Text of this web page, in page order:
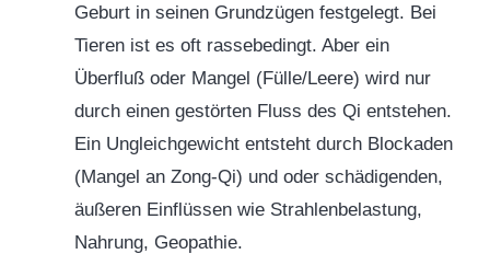
Geburt in seinen Grundzügen festgelegt. Bei
Tieren ist es oft rassebedingt. Aber ein
Überfluß oder Mangel (Fülle/Leere) wird nur
durch einen gestörten Fluss des Qi entstehen.
Ein Ungleichgewicht entsteht durch Blockaden
(Mangel an Zong-Qi) und oder schädigenden,
äußeren Einflüssen wie Strahlenbelastung,
Nahrung, Geopathie.